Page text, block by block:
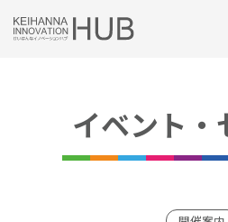
Skip
to
イベント・